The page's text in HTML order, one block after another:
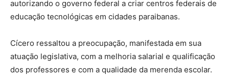
autorizando o governo federal a criar centros federais de
educação tecnológicas em cidades paraibanas.
Cícero ressaltou a preocupação, manifestada em sua
atuação legislativa, com a melhoria salarial e qualificação
dos professores e com a qualidade da merenda escolar.